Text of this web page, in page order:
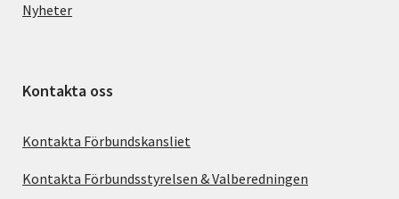
Nyheter
Kontakta oss
Kontakta Förbundskansliet
Kontakta Förbundsstyrelsen & Valberedningen